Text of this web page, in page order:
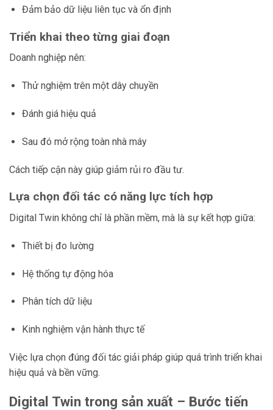
Đảm bảo dữ liệu liên tục và ổn định
Triển khai theo từng giai đoạn
Doanh nghiệp nên:
Thử nghiệm trên một dây chuyền
Đánh giá hiệu quả
Sau đó mở rộng toàn nhà máy
Cách tiếp cận này giúp giảm rủi ro đầu tư.
Lựa chọn đối tác có năng lực tích hợp
Digital Twin không chỉ là phần mềm, mà là sự kết hợp giữa:
Thiết bị đo lường
Hệ thống tự động hóa
Phân tích dữ liệu
Kinh nghiệm vận hành thực tế
Việc lựa chọn đúng đối tác giải pháp giúp quá trình triển khai
hiệu quả và bền vững.
Digital Twin trong sản xuất – Bước tiến